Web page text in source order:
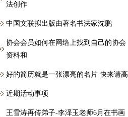
法创作
中国文联拟出版由著名书法家沈鹏
协会会员如何在网络上找到自己的协会
资料和
好的简历就是一张漂亮的名片 快来请高
近期活动事项
王雪涛再传弟子-李泽玉老师6月在书画